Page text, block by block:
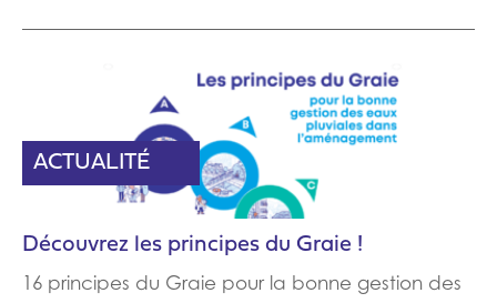
ACTUALITÉ
Découvrez les principes du Graie !
16 principes du Graie pour la bonne gestion des